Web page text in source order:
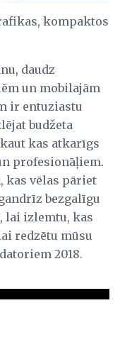
kompaktos
daudz
un mobilajām
ir entuziastu
budžeta
kas atkarīgs
profesionāļiem.
kas vēlas pāriet
bezgalīgu
lai izlemtu, kas
redzētu mūsu
2018.